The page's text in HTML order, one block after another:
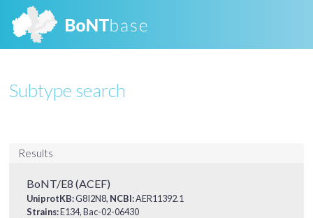
Subtype search
Results
BoNT/E8 (ACEF)
UniprotKB:G8I2N8, NCBI:AER11392.1
Strains:E134, Bac-02-06430